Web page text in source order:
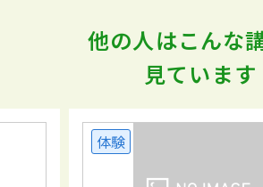
他の人はこんな
見ています
体験